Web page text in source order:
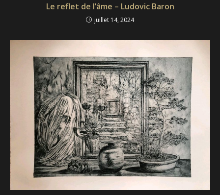
Le reflet de l’âme – Ludovic Baron
juillet 14, 2024